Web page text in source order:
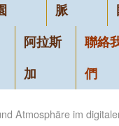
脈
阿拉斯
加
聯絡
們
Atmosphäre im